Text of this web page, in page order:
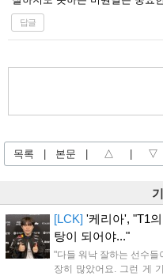
답글
목록 본문 △
[LCK] '케리아', "T1
탕이 되어야..."
"다들 워낙 잘하는 선수들
장히 많았어요. 그런 게